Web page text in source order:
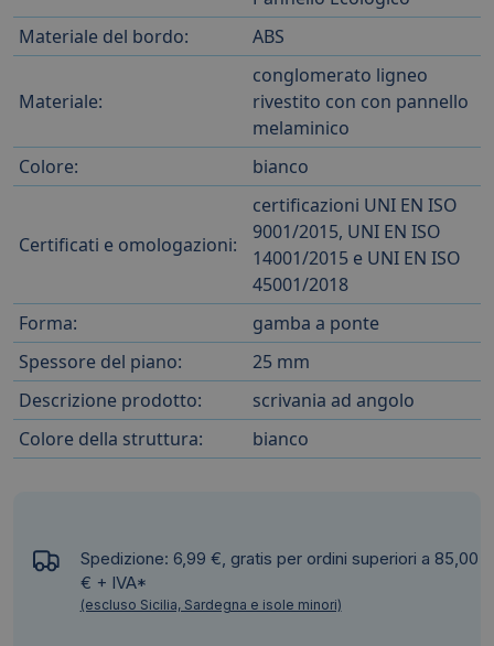
Materiale del bordo:
ABS
Materiale:
conglomerato ligneo
rivestito con con pannello
melaminico
Colore:
bianco
Certificati e omologazioni:
certificazioni UNI EN ISO
9001/2015, UNI EN ISO
14001/2015 e UNI EN ISO
45001/2018
Forma:
gamba a ponte
Spessore del piano:
25 mm
Descrizione prodotto:
scrivania ad angolo
Colore della struttura:
bianco
Spedizione: 6,99 €, gratis per ordini superiori a 85,00
€ + IVA*
(escluso Sicilia, Sardegna e isole minori)